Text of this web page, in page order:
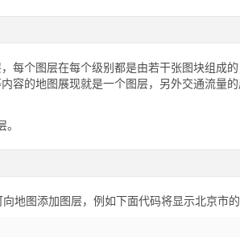
每个图层在每个级别都是由若干张图块组成
容的地图展现就是一个图层，另外交通流量的
地图添加图层，例如下面代码将显示北京市的